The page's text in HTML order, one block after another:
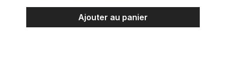
Ajouter au panier